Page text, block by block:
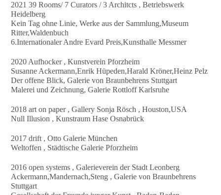
2021 39 Rooms/ 7 Curators / 3 Architcts , Betriebswerk
Heidelberg
Kein Tag ohne Linie, Werke aus der Sammlung,Museum
Ritter,Waldenbuch
6.Internationaler Andre Evard Preis,Kunsthalle Messmer
2020 Aufhocker , Kunstverein Pforzheim
Susanne Ackermann,Enrik Hüpeden,Harald Kröner,Heinz Pelz
Der offene Blick, Galerie von Braunbehrens Stuttgart
Malerei und Zeichnung, Galerie Rottloff Karlsruhe
2018 art on paper , Gallery Sonja Rösch , Houston,USA
Null Illusion , Kunstraum Hase Osnabrück
2017 drift , Otto Galerie München
Weltoffen , Städtische Galerie Pforzheim
2016 open systems , Galerieverein der Stadt Leonberg
Ackermann,Mandernach,Steng , Galerie von Braunbehrens
Stuttgart